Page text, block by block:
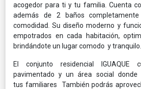
acogedor para ti y tu familia. Cuenta
además de 2 baños
comodidad. Su diseño moderno y
empotrados en cada habitación,
brindándote un lugar comodo y tranquilo.
El conjunto residencial IGUAQUE
pavimentado y un área social donde
tus familiares También podrás